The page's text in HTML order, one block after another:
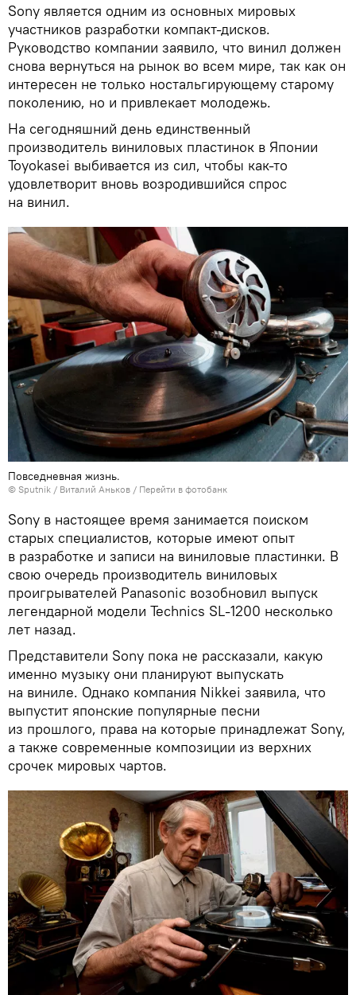
Sony является одним из основных мировых
участников разработки компакт-дисков.
Руководство компании заявило, что винил должен
снова вернуться на рынок во всем мире, так как он
интересен не только ностальгирующему старому
поколению, но и привлекает молодежь.
На сегодняшний день единственный
производитель виниловых пластинок в Японии
Toyokasei выбивается из сил, чтобы как-то
удовлетворит вновь возродившийся спрос
на винил.
Повседневная жизнь.
© Sputnik / Виталий Аньков / Перейти в фотобанк
Sony в настоящее время занимается поиском
старых специалистов, которые имеют опыт
в разработке и записи на виниловые пластинки. В
свою очередь производитель виниловых
проигрывателей Panasonic возобновил выпуск
легендарной модели Technics SL-1200 несколько
лет назад.
Представители Sony пока не рассказали, какую
именно музыку они планируют выпускать
на виниле. Однако компания Nikkei заявила, что
выпустит японские популярные песни
из прошлого, права на которые принадлежат Sony,
а также современные композиции из верхних
срочек мировых чартов.